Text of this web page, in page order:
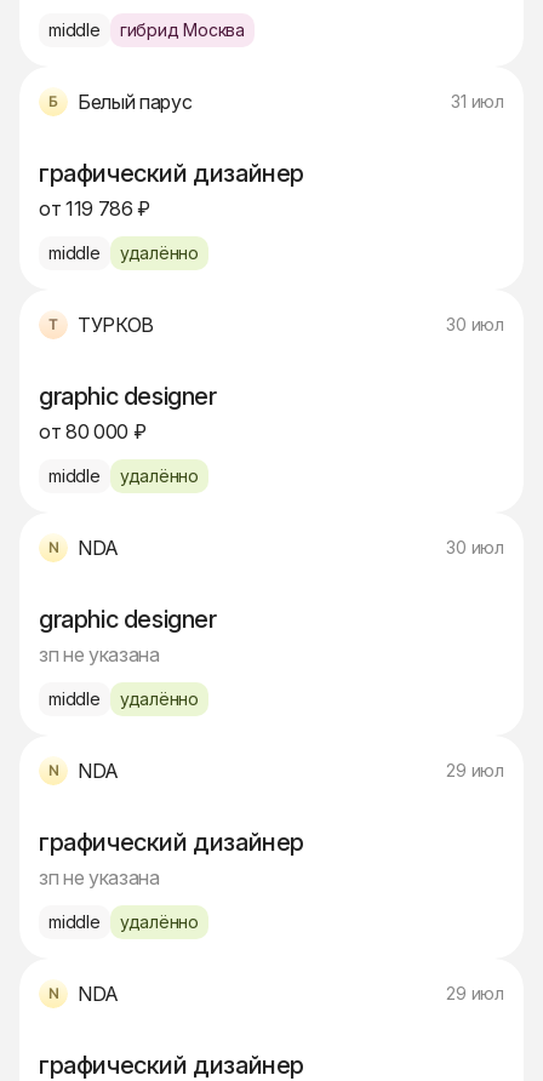
middle гибрид Москва
Белый парус 31 июл
графический дизайнер
от 119 786 ₽
middle удалённо
ТУРКОВ 30 июл
graphic designer
от 80 000 ₽
middle удалённо
NDA 30 июл
graphic designer
зп не указана
middle удалённо
NDA 29 июл
графический дизайнер
зп не указана
middle удалённо
NDA 29 июл
графический дизайнер